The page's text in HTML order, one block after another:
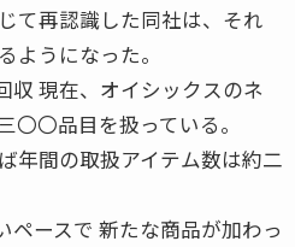
て再認識した同社は、それ
ようになった。
収 現在、オイシックスのネ
〇〇品目を扱っている。
年間の取扱アイテム数は約二
ペースで 新たな商品が加わっ